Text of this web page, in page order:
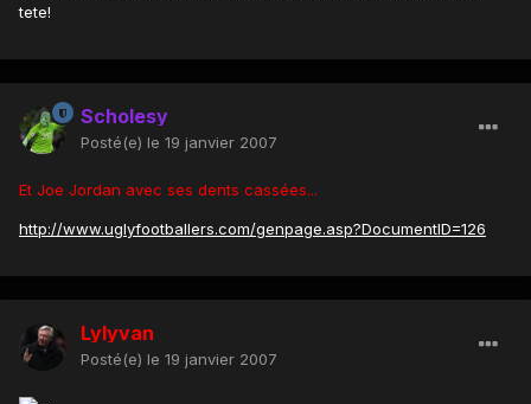
tete!
Scholesy
Posté(e) le 19 janvier 2007
Et Joe Jordan avec ses dents cassées...
http://www.uglyfootballers.com/genpage.asp?DocumentID=126
Lylyvan
Posté(e) le 19 janvier 2007